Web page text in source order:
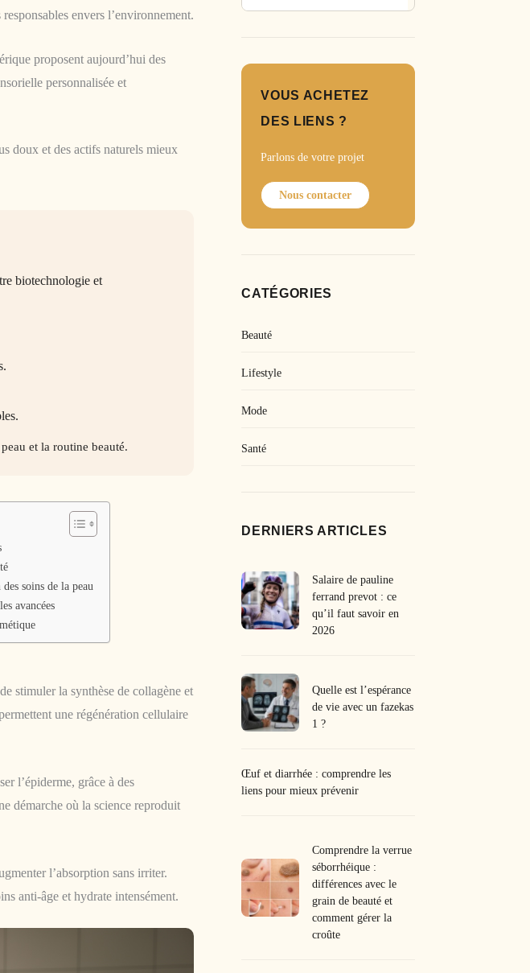
envers l’environnement.
proposent aujourd’hui des
personnalisée et
doux et des actifs naturels mieux
biotechnologie et
et la routine beauté.
soins de la peau
avancées
stimuler la synthèse de collagène et
une régénération cellulaire
l’épiderme, grâce à des
démarche où la science reproduit
l’absorption sans irriter.
anti-âge et hydrate intensément.
VOUS ACHETEZ
DES LIENS ?
Parlons de votre projet
Nous contacter
CATÉGORIES
Beauté
Lifestyle
Mode
Santé
DERNIERS ARTICLES
Salaire de pauline
ferrand prevot : ce
qu’il faut savoir en
2026
Quelle est l’espérance
de vie avec un fazekas
1 ?
Œuf et diarrhée : comprendre les
liens pour mieux prévenir
Comprendre la verrue
séborrhéique :
différences avec le
grain de beauté et
comment gérer la
croûte